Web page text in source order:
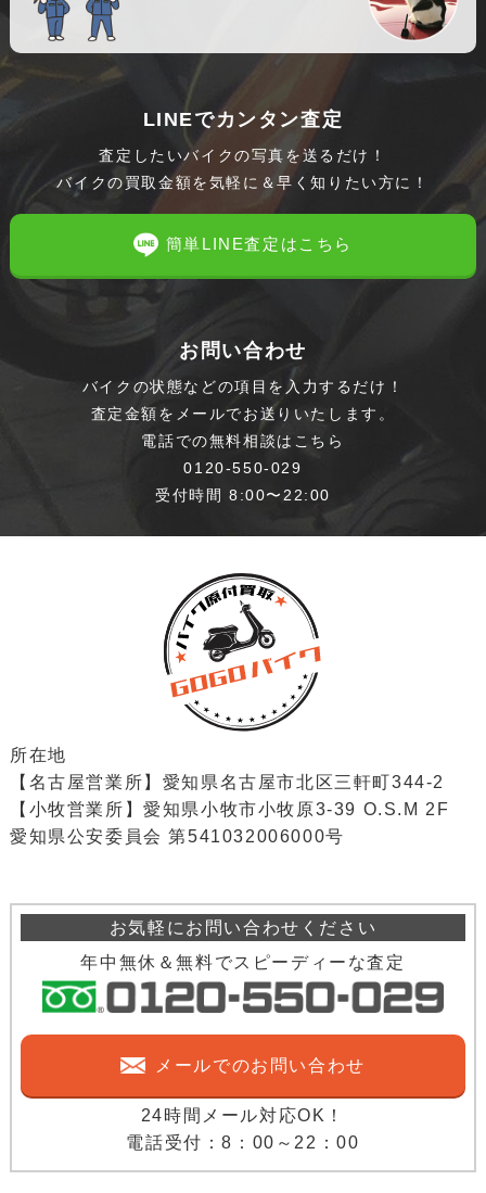
LINEでカンタン査定
査定したいバイクの写真を送るだけ！
バイクの買取金額を気軽に＆早く知りたい方に！
簡単LINE査定はこちら
お問い合わせ
バイクの状態などの項目を入力するだけ！
査定金額をメールでお送りいたします。
電話での無料相談はこちら
0120-550-029
受付時間 8:00〜22:00
所在地
【名古屋営業所】愛知県名古屋市北区三軒町344-2
【小牧営業所】愛知県小牧市小牧原3-39 O.S.M 2F
愛知県公安委員会 第541032006000号
お気軽にお問い合わせください
年中無休＆無料でスピーディーな査定
メールでのお問い合わせ
24時間メール対応OK！
電話受付：8：00～22：00